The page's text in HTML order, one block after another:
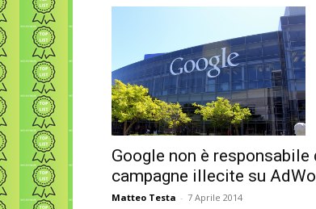
Google non è responsabile
campagne illecite su
Matteo Testa - 7 Aprile 2014